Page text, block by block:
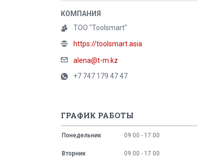
ТОО "Toolsmart"
https://toolsmart.asia
alena@t-m.kz
+7 747 179 47 47
ГРАФИК РАБОТЫ
Понедельник 09:00 17:00
Вторник 09:00 17:00